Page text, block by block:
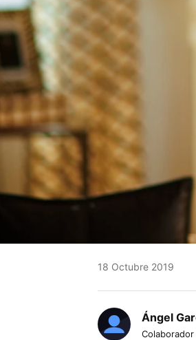
18 Octubre 2019
Ángel
Colaborador